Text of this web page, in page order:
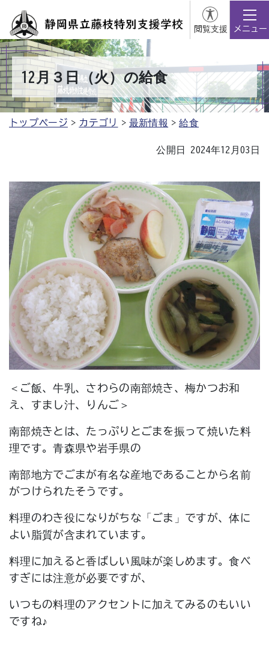
閲覧支援 メニュー
12月３日（火）の給食
トップページ カテゴリ 最新情報 給食
公開日 2024年12月03日
＜ご飯、牛乳、さわらの南部焼き、梅かつお和
え、すまし汁、りんご＞
南部焼きとは、たっぷりとごまを振って焼いた料
理です。青森県や岩手県の
南部地方でごまが有名な産地であることから名前
がつけられたそうです。
料理のわき役になりがちな「ごま」ですが、体に
よい脂質が含まれています。
料理に加えると香ばしい風味が楽しめます。食べ
すぎには注意が必要ですが、
いつもの料理のアクセントに加えてみるのもいい
ですね♪